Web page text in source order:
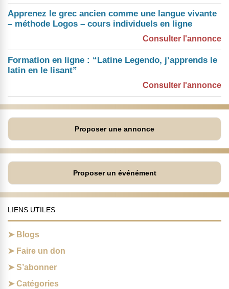
Apprenez le grec ancien comme une langue vivante
– méthode Logos – cours individuels en ligne
Consulter l'annonce
Formation en ligne : “Latine Legendo, j’apprends le
latin en le lisant”
Consulter l'annonce
Proposer une annonce
Proposer un événément
LIENS UTILES
Blogs
Faire un don
S’abonner
Catégories